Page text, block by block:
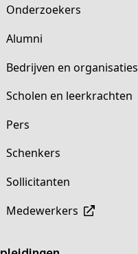
Onderzoekers
Alumni
Bedrijven en organisaties
Scholen en leerkrachten
Pers
Schenkers
Sollicitanten
Medewerkers